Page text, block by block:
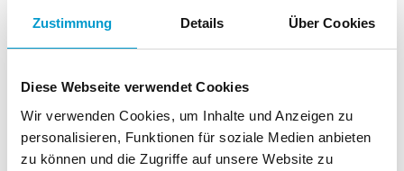
Zustimmung Details Über Cookies
Diese Webseite verwendet Cookies
Wir verwenden Cookies, um Inhalte und Anzeigen zu
personalisieren, Funktionen für soziale Medien anbieten
zu können und die Zugriffe auf unsere Website zu
150 Punkte 170 Punkte